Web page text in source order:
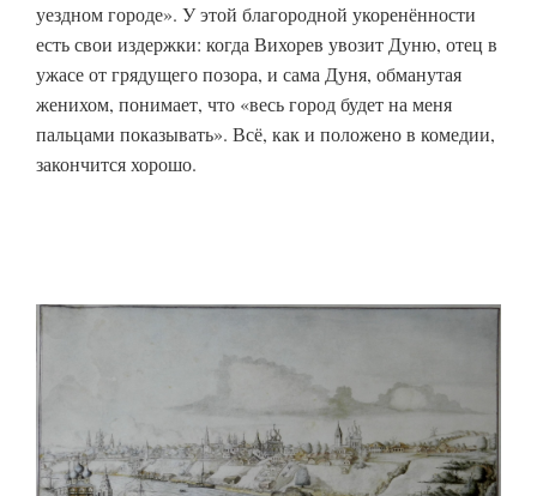
уездном городе». У этой благородной укоренённости
есть свои издержки: когда Вихорев увозит Дуню, отец в
ужасе от грядущего позора, и сама Дуня, обманутая
женихом, понимает, что «весь город будет на меня
пальцами показывать». Всё, как и положено в комедии,
закончится хорошо.